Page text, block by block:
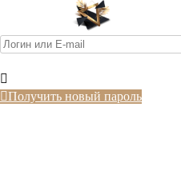
Получить новый пароль